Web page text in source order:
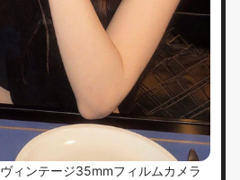
ヴィンテージ35mmフィルムカメラ